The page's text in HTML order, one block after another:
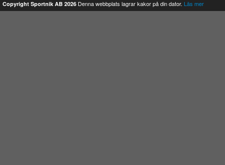
Copyright Sportnik AB 2026 Denna webbplats lagrar kakor på din dator. Läs mer